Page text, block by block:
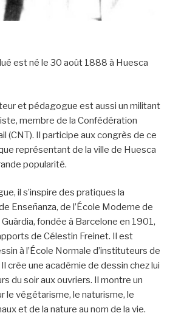
est né le 30 août 1888 à Huesca
et pédagogue est aussi un militant
membre de la Confédération
(CNT). Il participe aux congrès de ce
représentant de la ville de Huesca
popularité.
il s’inspire des pratiques la
Enseñanza, de l’École Moderne de
fondée à Barcelone en 1901,
de Célestin Freinet. Il est
à l’École Normale d’instituteurs de
crée une académie de dessin chez lui
du soir aux ouvriers. Il montre un
le végétarisme, le naturisme, le
et de la nature au nom de la vie.